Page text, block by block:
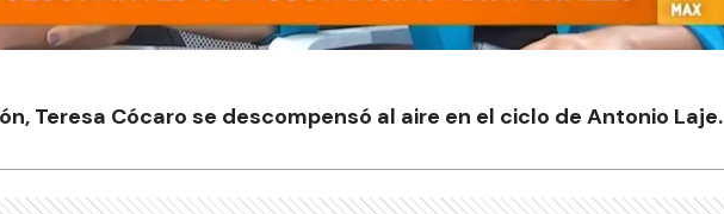
Teresa Cócaro se descompensó al aire en el ciclo de Antonio Laje.